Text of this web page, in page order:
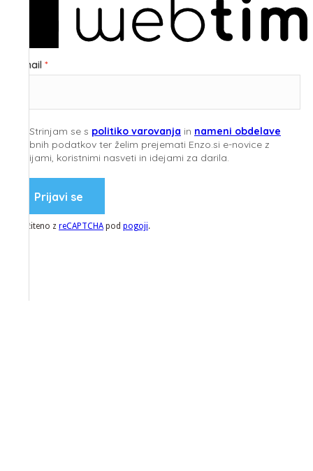
E-mail
Strinjam se s politiko varovanja in nameni obdelave
osebnih podatkov ter želim prejemati Enzo.si e-novice z
akcijami, koristnimi nasveti in idejami za darila.
Prijavi se
Zaščiteno z reCAPTCHApod pogoji.